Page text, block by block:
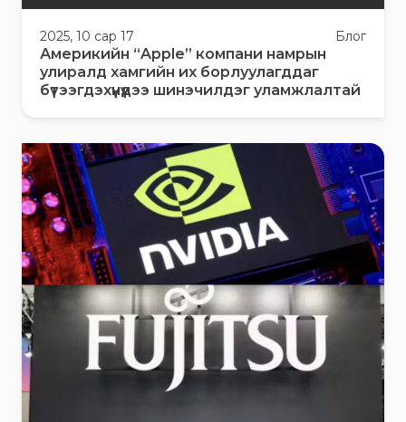
2025, 10 сар 17 Блог
Америкийн “Apple” компани намрын
улиралд хамгийн их борлуулагддаг
бүтээгдэхүүнүүдээ шинэчилдэг уламжлалтай